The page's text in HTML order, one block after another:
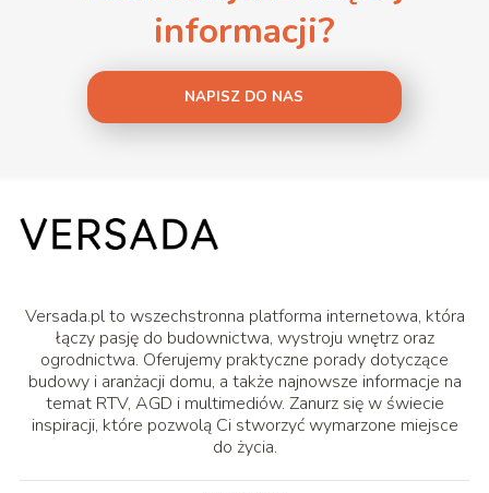
informacji?
NAPISZ DO NAS
Versada.pl to wszechstronna platforma internetowa, która
łączy pasję do budownictwa, wystroju wnętrz oraz
ogrodnictwa. Oferujemy praktyczne porady dotyczące
budowy i aranżacji domu, a także najnowsze informacje na
temat RTV, AGD i multimediów. Zanurz się w świecie
inspiracji, które pozwolą Ci stworzyć wymarzone miejsce
do życia.